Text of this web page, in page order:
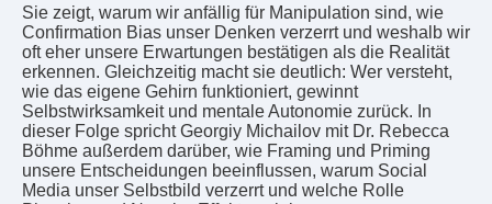
Sie zeigt, warum wir anfällig für Manipulation sind, wie
Confirmation Bias unser Denken verzerrt und weshalb wir
oft eher unsere Erwartungen bestätigen als die Realität
erkennen. Gleichzeitig macht sie deutlich: Wer versteht,
wie das eigene Gehirn funktioniert, gewinnt
Selbstwirksamkeit und mentale Autonomie zurück. In
dieser Folge spricht Georgiy Michailov mit Dr. Rebecca
Böhme außerdem darüber, wie Framing und Priming
unsere Entscheidungen beeinflussen, warum Social
Media unser Selbstbild verzerrt und welche Rolle